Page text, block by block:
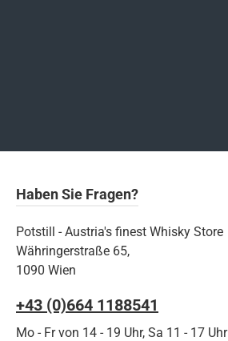
Haben Sie Fragen?
Potstill - Austria's finest Whisky Store
Währingerstraße 65,
1090 Wien
+43 (0)664 1188541‬
Mo - Fr von 14 - 19 Uhr, Sa 11 - 17 Uhr